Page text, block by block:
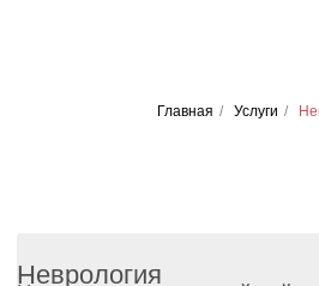
Главная / Услуги /
Неврология - это важнейший раздел
С какими вопросами можно обратиться к